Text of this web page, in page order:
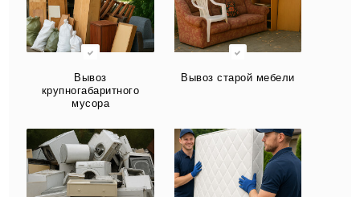
Вывоз
крупногабаритного
мусора
Вывоз старой мебели